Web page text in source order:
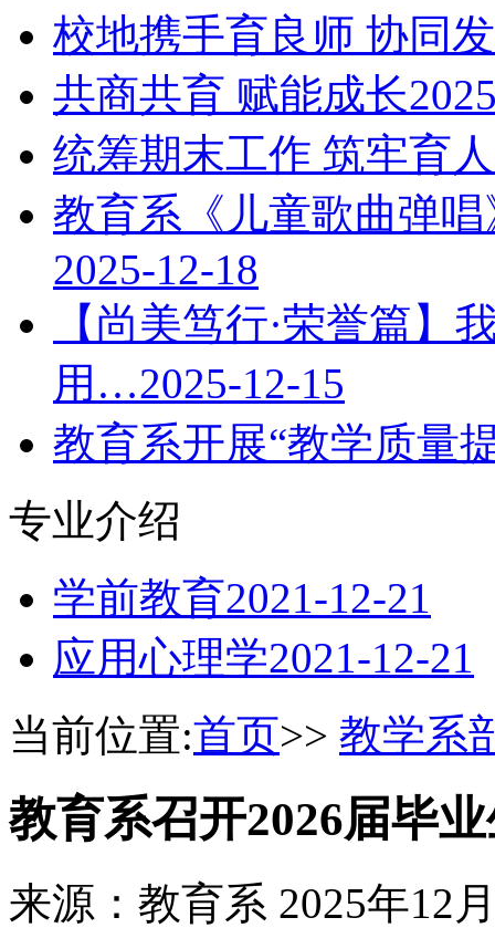
校地携手育良师 协同
共商共育 赋能成长
统筹期末工作 筑牢育
教育系《儿童歌曲弹
2025-12-18
【尚美笃行·荣誉篇】
用…2025-12-15
教育系开展“教学质量
专业介绍
学前教育2021-12-21
应用心理学2021-12-21
当前位置:首页>> 教学系
教育系召开2026届毕
来源：教育系 2025年12